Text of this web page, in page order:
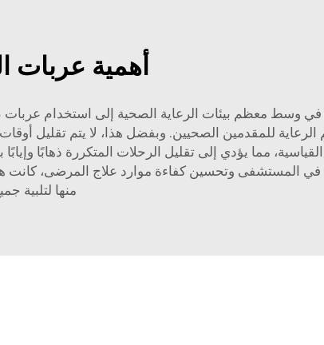
أهمية عربات
وسط معظم بيئات الرعاية الصحية إلى استخدام عربات
الرعاية للمقدمين الصحيين. وبفضل هذا، لا يتم تقليل
القياسية، مما يؤدي إلى تقليل الرحلات المتكررة ذهابًا
المستشفى وتحسين كفاءة موارد علاج المرضى، كانت
منها لتلبية